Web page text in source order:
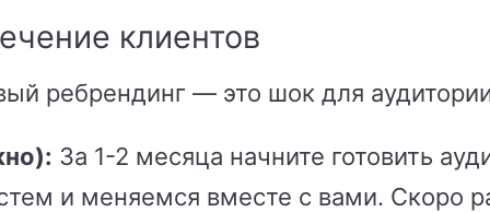
клиентов
ребрендинг — это шок для
За 1-2 месяца начните готовить
и меняемся вместе с вами. Скоро